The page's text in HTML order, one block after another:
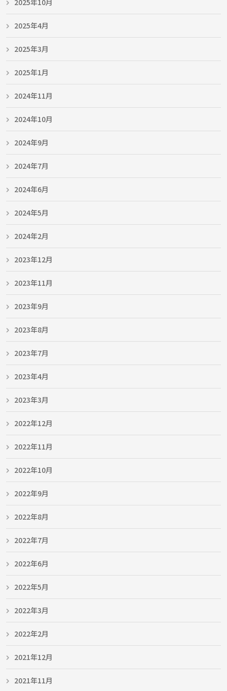
2025年10月
2025年4月
2025年3月
2025年1月
2024年11月
2024年10月
2024年9月
2024年7月
2024年6月
2024年5月
2024年2月
2023年12月
2023年11月
2023年9月
2023年8月
2023年7月
2023年4月
2023年3月
2022年12月
2022年11月
2022年10月
2022年9月
2022年8月
2022年7月
2022年6月
2022年5月
2022年3月
2022年2月
2021年12月
2021年11月